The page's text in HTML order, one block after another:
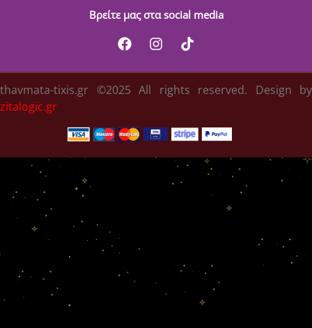
Βρείτε μας στα social media
thavmata-tixis.gr ©2025 All rights reserved. Design by
zitalogic.gr